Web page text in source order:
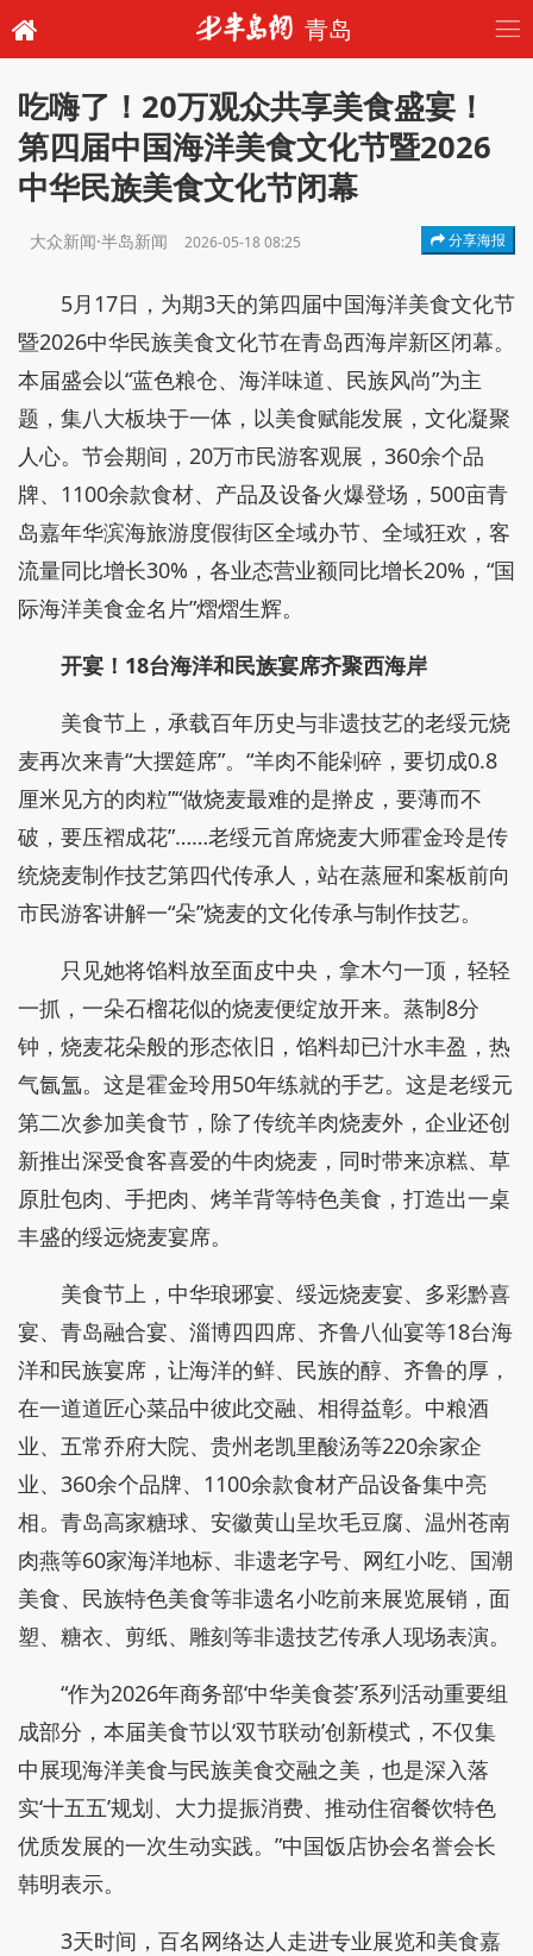
青岛
吃嗨了！20万观众共享美食盛宴！
第四届中国海洋美食文化节暨2026
中华民族美食文化节闭幕
大众新闻·半岛新闻 2026-05-18 08:25 分享海报
5月17日，为期3天的第四届中国海洋美食文化节
暨2026中华民族美食文化节在青岛西海岸新区闭幕。
本届盛会以“蓝色粮仓、海洋味道、民族风尚”为主
题，集八大板块于一体，以美食赋能发展，文化凝聚
人心。节会期间，20万市民游客观展，360余个品
牌、1100余款食材、产品及设备火爆登场，500亩青
岛嘉年华滨海旅游度假街区全域办节、全域狂欢，客
流量同比增长30%，各业态营业额同比增长20%，“国
际海洋美食金名片”熠熠生辉。
开宴！18台海洋和民族宴席齐聚西海岸
美食节上，承载百年历史与非遗技艺的老绥元烧
麦再次来青“大摆筵席”。“羊肉不能剁碎，要切成0.8
厘米见方的肉粒”“做烧麦最难的是擀皮，要薄而不
破，要压褶成花”……老绥元首席烧麦大师霍金玲是传
统烧麦制作技艺第四代传承人，站在蒸屉和案板前向
市民游客讲解一“朵”烧麦的文化传承与制作技艺。
只见她将馅料放至面皮中央，拿木勺一顶，轻轻
一抓，一朵石榴花似的烧麦便绽放开来。蒸制8分
钟，烧麦花朵般的形态依旧，馅料却已汁水丰盈，热
气氤氲。这是霍金玲用50年练就的手艺。这是老绥元
第二次参加美食节，除了传统羊肉烧麦外，企业还创
新推出深受食客喜爱的牛肉烧麦，同时带来凉糕、草
原肚包肉、手把肉、烤羊背等特色美食，打造出一桌
丰盛的绥远烧麦宴席。
美食节上，中华琅琊宴、绥远烧麦宴、多彩黔喜
宴、青岛融合宴、淄博四四席、齐鲁八仙宴等18台海
洋和民族宴席，让海洋的鲜、民族的醇、齐鲁的厚，
在一道道匠心菜品中彼此交融、相得益彰。中粮酒
业、五常乔府大院、贵州老凯里酸汤等220余家企
业、360余个品牌、1100余款食材产品设备集中亮
相。青岛高家糖球、安徽黄山呈坎毛豆腐、温州苍南
肉燕等60家海洋地标、非遗老字号、网红小吃、国潮
美食、民族特色美食等非遗名小吃前来展览展销，面
塑、糖衣、剪纸、雕刻等非遗技艺传承人现场表演。
“作为2026年商务部‘中华美食荟’系列活动重要组
成部分，本届美食节以‘双节联动’创新模式，不仅集
中展现海洋美食与民族美食交融之美，也是深入落
实‘十五五’规划、大力提振消费、推动住宿餐饮特色
优质发展的一次生动实践。”中国饭店协会名誉会长
韩明表示。
3天时间，百名网络达人走进专业展览和美食嘉